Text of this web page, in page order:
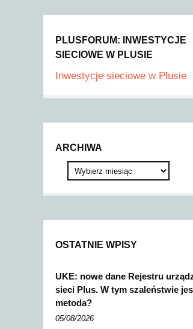
PLUSFORUM: INWESTYCJE
SIECIOWE W PLUSIE
Inwestycje sieciowe w Plusie
ARCHIWA
OSTATNIE WPISY
UKE: nowe dane Rejestru
sieci Plus. W tym szaleństwie
metoda?
05/08/2026